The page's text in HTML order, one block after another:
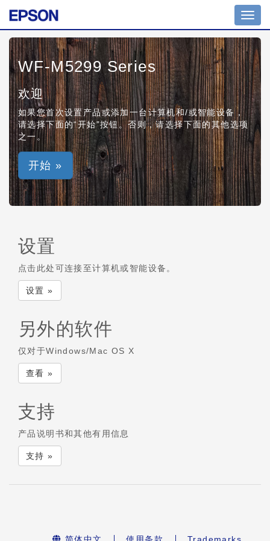
WF-M5299 Series
欢迎
如果您首次设置产品或添加一台计算机和/或智能设备，
请选择下面的“开始”按钮。否则，请选择下面的其他选项
之一。
开始 »
设置
点击此处可连接至计算机或智能设备。
设置 »
另外的软件
仅对于Windows/Mac OS X
查看 »
支持
产品说明书和其他有用信息
支持 »